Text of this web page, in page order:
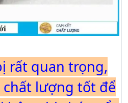
rất quan trọng,
chất lượng tốt để